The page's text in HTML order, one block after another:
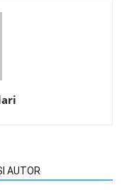
AUTOR